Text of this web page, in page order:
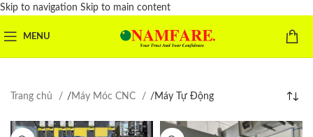
Skip to navigation Skip to main content
MENU
Trang chủ / Máy Móc CNC / Máy Tự Động